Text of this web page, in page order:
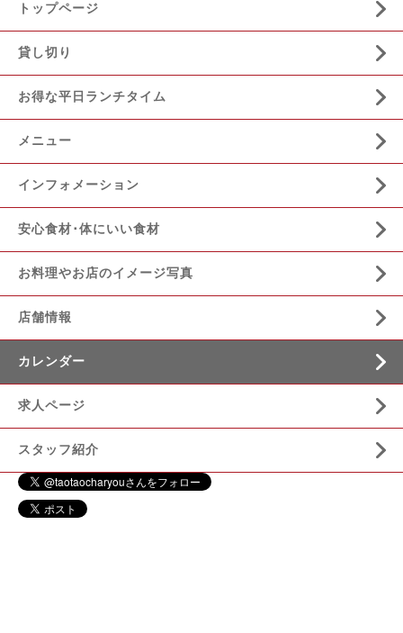
トップページ
貸し切り
お得な平日ランチタイム
メニュー
インフォメーション
安心食材･体にいい食材
お料理やお店のイメージ写真
店舗情報
カレンダー
求人ページ
スタッフ紹介